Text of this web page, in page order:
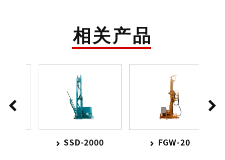
相关产品
SSD-2000 FGW-20